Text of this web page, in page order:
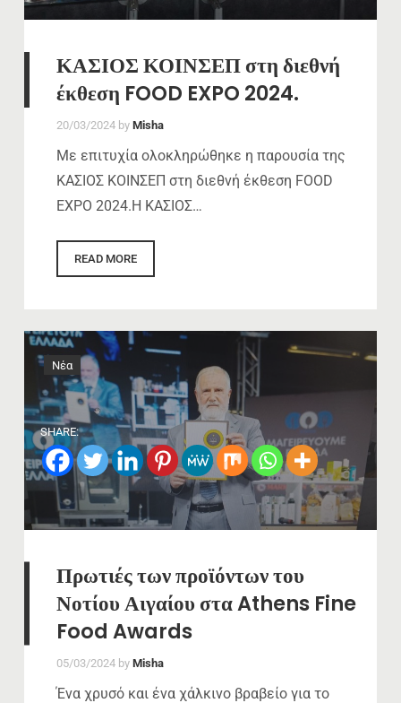
ΚΑΣΙΟΣ ΚΟΙΝΣΕΠ στη διεθνή
έκθεση FOOD EXPO 2024.
20/03/2024 by Misha
Με επιτυχία ολοκληρώθηκε η παρουσία της
ΚΑΣΙΟΣ ΚΟΙΝΣΕΠ στη διεθνή έκθεση FOOD
EXPO 2024.Η ΚΑΣΙΟΣ…
READ MORE
Νέα
SHARE:
Πρωτιές των προϊόντων του
Νοτίου Αιγαίου στα Athens Fine
Food Awards
05/03/2024 by Misha
Ένα χρυσό και ένα χάλκινο βραβείο για το